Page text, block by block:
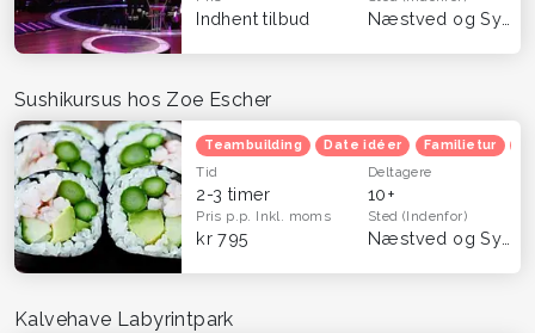
Indhent tilbud
Sushikursus hos Zoe Escher
Teambuilding Date idéer Familietur
Tid
2-3 timer
Deltagere
10+
Pris p.p. Inkl. moms
kr 795
Sted(Indenfor)
Kalvehave Labyrintpark